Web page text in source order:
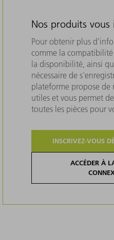
Nos produits vous
Pour obtenir plus
comme la
la disponibilité, ainsi
nécessaire de
plateforme propose de
utiles et vous permet
toutes les pièces pour
INSCRIVEZ-VOUS
ACCÉDER À